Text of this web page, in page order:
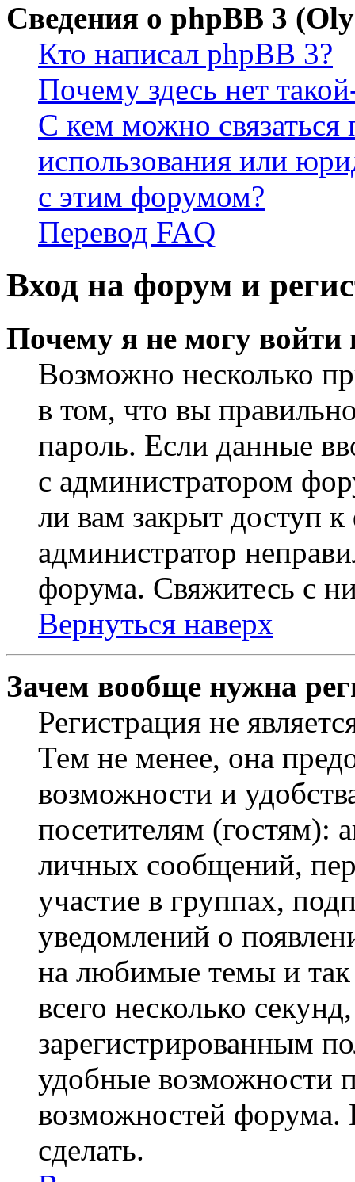
Сведения о phpBB 3
Кто написал phpBB 3?
Почему здесь нет
С кем можно связаться
использования или
с этим форумом?
Перевод FAQ
Вход на форум и
Почему я не могу войти
Возможно несколько
в том, что вы
пароль. Если данные
с администратором
ли вам закрыт доступ
администратор
форума. Свяжитесь с
Вернуться наверх
Зачем вообще нужна
Регистрация не
Тем не менее, она
возможности и
посетителям (гостям):
личных сообщений,
участие в группах,
уведомлений о
на любимые темы и так
всего несколько
зарегистрированным
удобные возможности
возможностей
сделать.